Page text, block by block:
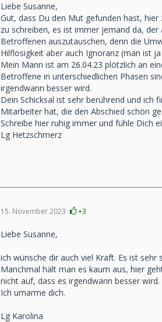
Liebe Susanne,
Gut, dass Du den Mut gefunden hast,
zu schreiben, es ist immer jemand da,
Betroffenen auszutauschen, denn die
Hilflosigkeit aber auch Ignoranz (man ist
Mein Mann ist am 26.04.23 plötzlich an
Betroffene in unterschiedlichen Phasen
irgendwann besser wird.
Dein Schicksal ist sehr berührend und ich
Mitarbeiter hat, die den Abschied schön
Schreibe hier ruhig immer und fühle Dich
Lg Hetzschmerz
15. November 2023 +3
Liebe Susanne,
ich wünsche dir auch viel Kraft. Es ist
Manchmal hält man es kaum aus, hier
nicht auf, dass es irgendwann besser wird.
Ich umarme dich.
Lg Karolina